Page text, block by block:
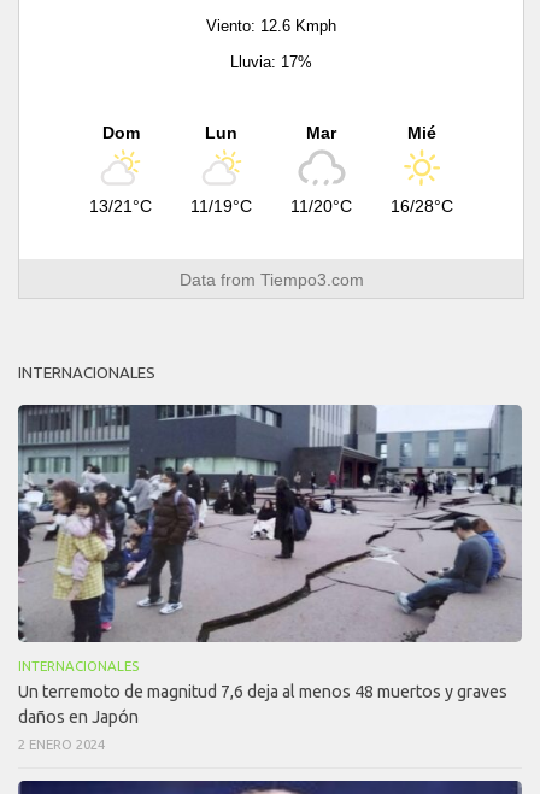
Viento: 12.6 Kmph
Lluvia: 17%
Dom
13/21°C
Lun
11/19°C
Mar
11/20°C
Mié
16/28°C
Data from Tiempo3.com
INTERNACIONALES
INTERNACIONALES
Un terremoto de magnitud 7,6 deja al menos 48 muertos y graves
daños en Japón
2 ENERO 2024